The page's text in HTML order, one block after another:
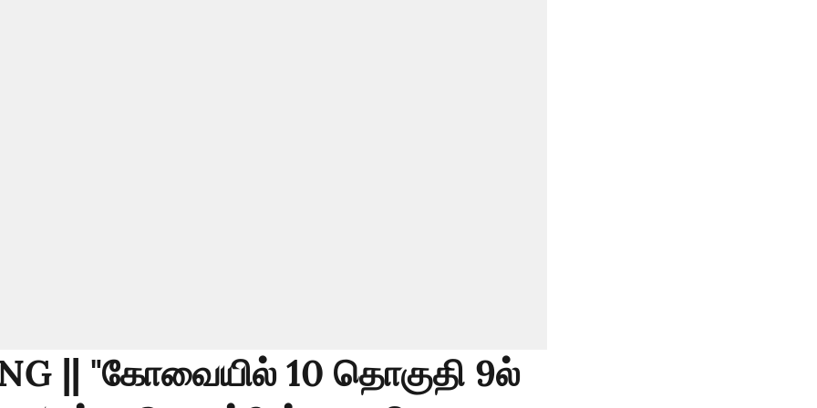
|| "கோவையில் 10 தொகுதி 9ல்